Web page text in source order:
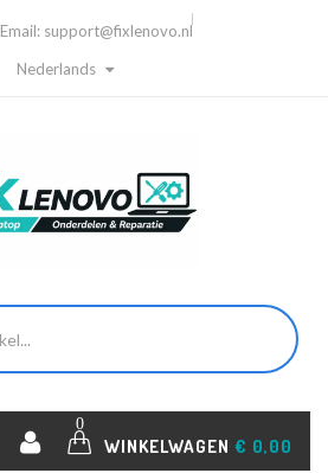
Email: support@fixlenovo.nl
Nederlands
0
WINKELWAGEN € 0,00